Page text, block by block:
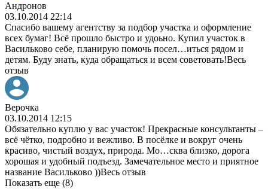
Андронов
03.10.2014 22:14
Спасибо вашему агентству за подбор участка и оформление
всех бумаг! Всё прошло быстро и удоьно. Купил участок в
Васильково себе, планирую помочь посел…иться рядом и
детям. Буду знать, куда обращаться и всем советовать!Весь
отзыв
Верочка
03.10.2014 12:15
Обязательно куплю у вас участок! Прекрасные консультанты –
всё чётко, подробно и вежливо. В посёлке и вокруг очень
красиво, чистый воздух, природа. Мо…сква близко, дорога
хорошая и удобный подъезд. Замечательное место и приятное
название Васильково ))Весь отзыв
Показать еще (8)